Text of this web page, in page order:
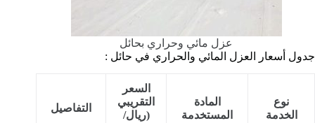
عزل مائي وحراري بحائل
جدول أسعار العزل المائي والحراري في حائل :
نوع
الخدمة
المادة
المستخدمة
السعر
التقريبي
(ريال/
التفاصيل